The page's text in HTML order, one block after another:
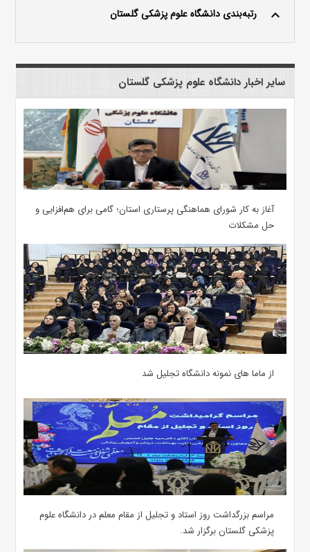
keyboard_arrow_up رتبه‌بندی دانشگاه علوم پزشکی گلستان
سایر اخبار دانشگاه علوم پزشکی گلستان
آغاز به کار شورای هماهنگی پرستاری استان؛ گامی برای هم‌افزایی و
حل مشکلات
از ماما های نمونه دانشگاه تجلیل شد
مراسم بزرگداشت روز استاد و تجلیل از مقام معلم در دانشگاه علوم
پزشکی گلستان برگزار شد.‌